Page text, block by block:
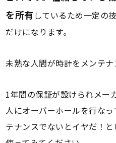
を所有 しているため一定の
だけになります。
未熟な人間が時計をメンテナ
1年間の保証が設けられメー
人にオーバーホールを行な
テナンスでないとイヤだ！